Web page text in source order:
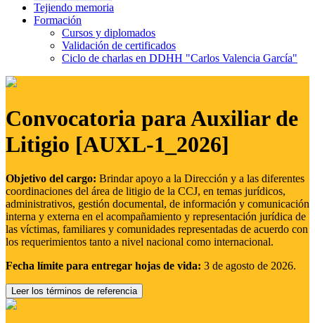
Tejiendo memoria
Formación
Cursos y diplomados
Validación de certificados
Ciclo de charlas en DDHH "Carlos Valencia García"
Convocatoria para Auxiliar de
Litigio [AUXL-1_2026]
Objetivo del cargo: Brindar apoyo a la Dirección y a las diferentes
coordinaciones del área de litigio de la CCJ, en temas jurídicos,
administrativos, gestión documental, de información y comunicación
interna y externa en el acompañamiento y representación jurídica de
las víctimas, familiares y comunidades representadas de acuerdo con
los requerimientos tanto a nivel nacional como internacional.
Fecha límite para entregar hojas de vida: 3 de agosto de 2026.
Leer los términos de referencia